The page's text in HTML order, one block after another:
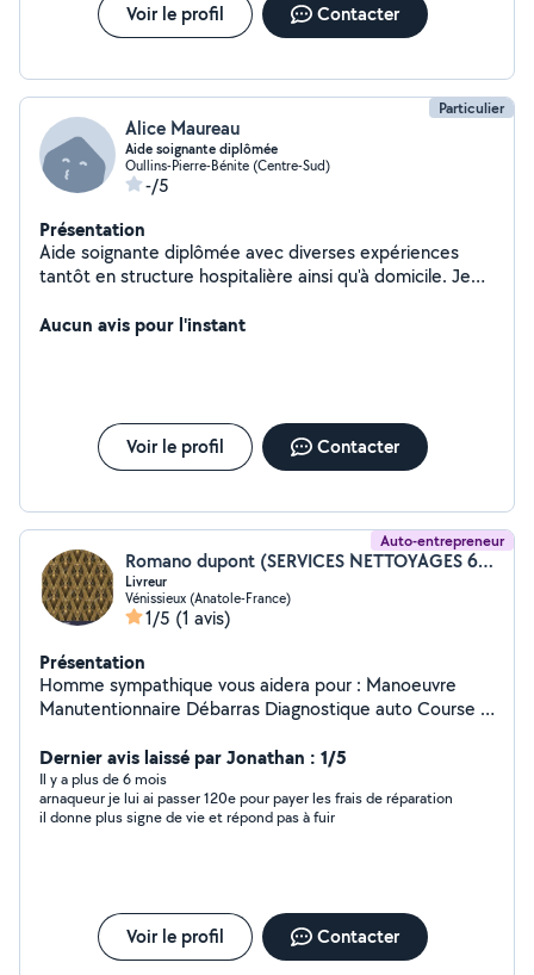
Voir le profil Contacter
Particulier
Alice Maureau
Aide soignante diplômée
Oullins-Pierre-Bénite (Centre-Sud)
-/5
Présentation
Aide soignante diplômée avec diverses expériences
tantôt en structure hospitalière ainsi qu'à domicile. Je
particulier. Accompagnement dans les gestes du
Aucun avis pour l'instant
Voir le profil Contacter
Auto-entrepreneur
Romano dupont (SERVICES NETTOYAGES 69)
Livreur
Vénissieux (Anatole-France)
1/5 (1 avis)
Présentation
Homme sympathique vous aidera pour : Manoeuvre
Manutentionnaire Débarras Diagnostique auto Course /
Dernier avis laissé par Jonathan : 1/5
Il y a plus de 6 mois
arnaqueur je lui ai passer 120e pour payer les frais de réparation
il donne plus signe de vie et répond pas à fuir
Voir le profil Contacter